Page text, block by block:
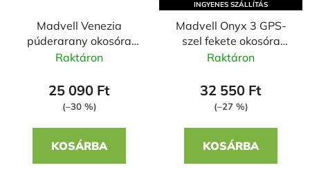
Madvell Venezia
púderarany okosóra
Bordó szilikon szíjjal
Raktáron
25 090 Ft
(–30 %)
KOSÁRBA
INGYENES SZÁLLÍTÁS
Madvell Onyx 3 GPS-
szel fekete okosóra
milánói szíjjal + szilikon
Raktáron
32 550 Ft
(–27 %)
KOSÁRBA